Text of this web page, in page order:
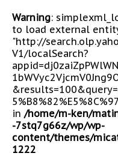
Warning:
to load external
"http://
V1/localSearch?
in /home/m-ken/
-7stq7g66z/wp/wp-
content/themes/
1222